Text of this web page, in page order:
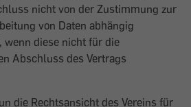
nicht von der Zustimmung zur
von Daten abhängig
wenn diese nicht für die
Abschluss des Vertrags
die Rechtsansicht des Vereins für